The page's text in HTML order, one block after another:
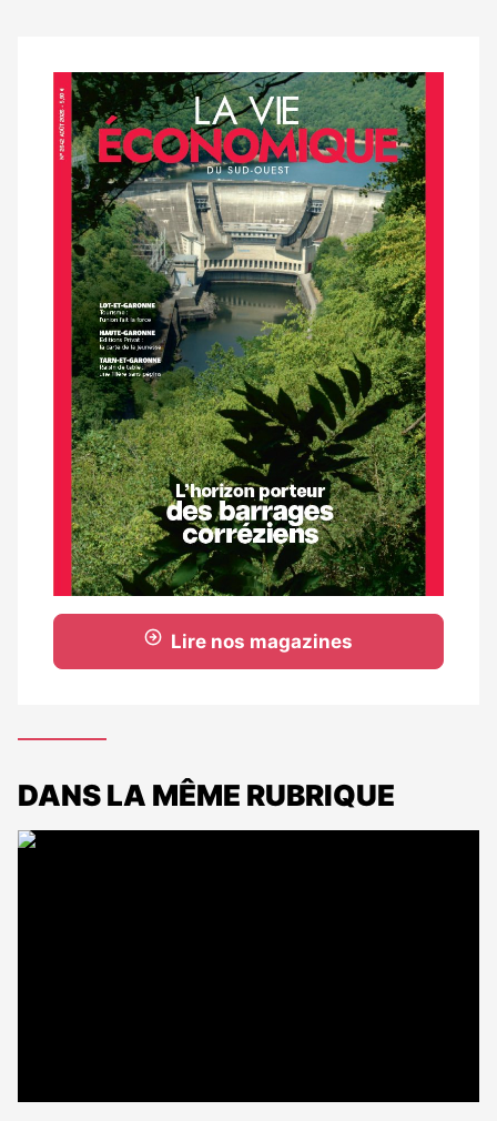
Notre
dernier
magazine
Lire nos magazines
DANS LA MÊME RUBRIQUE